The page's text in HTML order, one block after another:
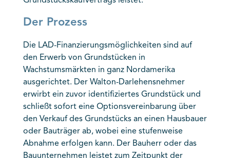
Der Prozess
Die LAD-Finanzierungsmöglichkeiten sind auf
den Erwerb von Grundstücken in
Wachstumsmärkten in ganz Nordamerika
ausgerichtet. Der Walton-Darlehensnehmer
erwirbt ein zuvor identifiziertes Grundstück und
schließt sofort eine Optionsvereinbarung über
den Verkauf des Grundstücks an einen Hausbauer
oder Bauträger ab, wobei eine stufenweise
Abnahme erfolgen kann. Der Bauherr oder das
Bauunternehmen leistet zum Zeitpunkt der